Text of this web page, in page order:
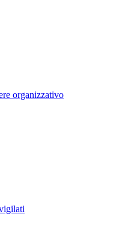
organizzativo